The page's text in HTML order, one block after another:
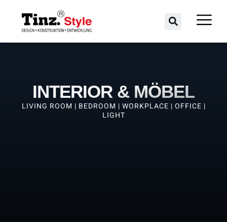
INTERIOR & MÖBEL
LIVING ROOM | BEDROOM | WORKPLACE | OFFICE |
LIGHT